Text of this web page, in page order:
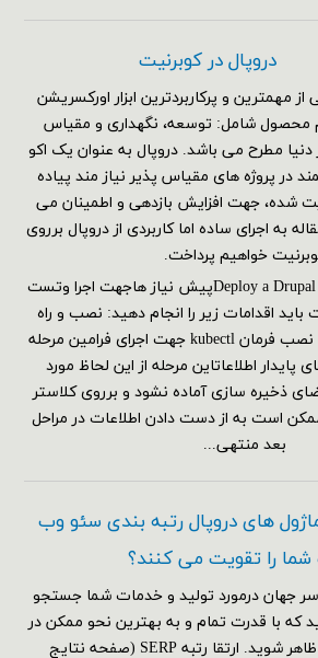
دروپال در کوبرنیت
مهمترین و پرکاربردترین ابزار اورکسریشن
محصول شامل: توسعه، نگهداری و مقیاس
مطرح می باشد. دروپال به عنوان یک اکو
در پروژه های مقیاس پذیر نیاز مند پیاده
شده، جهت افزایش بازدهی و اطمینان می
به اجرای ساده اما کاربردی از دروپال برروی
خواهیم پرداخت.
Deploy a Drupal instance on Kubernetesپیش نیاز هاجهت اجرا وتست
باید اقدامات زیر را انجام دهید: نصب و راه
اندازی کلاستر کوبرنیت نصب فرمان kubectl جهت اجرای فرامین مرحله
پایدار اطلاعاتاین مرحله از این لحاظ مورد
ذخیره سازی آماده نشود و برروی کلاستر
است به از دست دادن اطلاعات در مراحل
بعد منتهی...
های دروپال رتبه بندی سئو وب
را تقویت می کنند؟
جهان درمورد تولید و خدمات شما جستجو
که با قدرت تمام و به بهترین نحو ممکن در
موتور های جستجو ظاهر شوید. ارتقا رتبه SERP (صفحه نتایج